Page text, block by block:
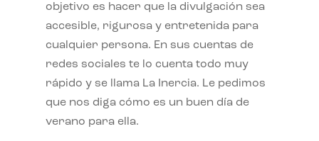
objetivo es hacer que la divulgación sea
accesible, rigurosa y entretenida para
cualquier persona. En sus cuentas de
redes sociales te lo cuenta todo muy
rápido y se llama La Inercia. Le pedimos
que nos diga cómo es un buen día de
verano para ella.